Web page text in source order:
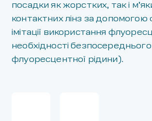
посадки як жорстких, так і
контактних лінз за допомогою
імітації використання
необхідності
флуоресцентної рідини).